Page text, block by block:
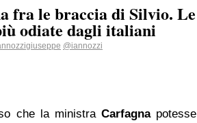
fra le braccia di Silvio. Le
odiate dagli italiani
@iannozzi
che la ministra Carfagnapotesse